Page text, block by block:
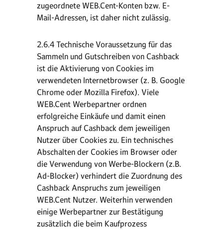
zugeordnete WEB.Cent-Konten bzw. E-
Mail-Adressen, ist daher nicht zulässig.
2.6.4 Technische Voraussetzung für das
Sammeln und Gutschreiben von Cashback
ist die Aktivierung von Cookies im
verwendeten Internetbrowser (z. B. Google
Chrome oder Mozilla Firefox). Viele
WEB.Cent Werbepartner ordnen
erfolgreiche Einkäufe und damit einen
Anspruch auf Cashback dem jeweiligen
Nutzer über Cookies zu. Ein technisches
Abschalten der Cookies im Browser oder
die Verwendung von Werbe-Blockern (z.B.
Ad-Blocker) verhindert die Zuordnung des
Cashback Anspruchs zum jeweiligen
WEB.Cent Nutzer. Weiterhin verwenden
einige Werbepartner zur Bestätigung
zusätzlich die beim Kaufprozess